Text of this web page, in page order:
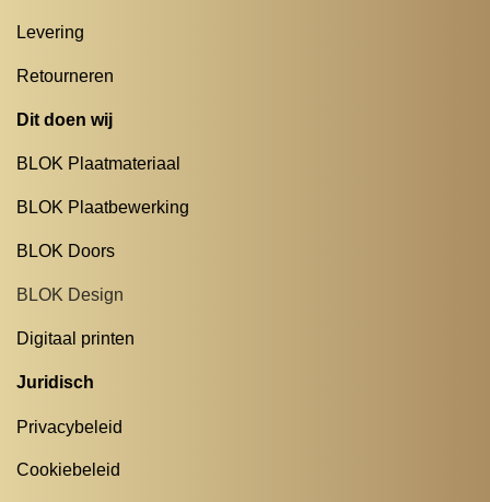
Levering
Retourneren
Dit doen wij
BLOK Plaatmateriaal
BLOK Plaatbewerking
BLOK Doors
BLOK Design
Digitaal printen
Juridisch
Privacybeleid
Cookiebeleid